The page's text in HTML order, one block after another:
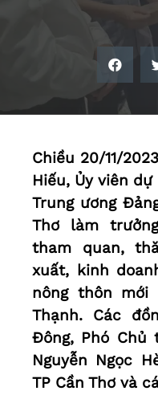
Chiều 20/11/
Hiếu, Ủy viên
Trung ương
Thơ làm
tham quan,
xuất, kinh
nông thôn mới
Thạnh. Các
Ðông, Phó Chủ
Nguyễn Ngọc
TP Cần Thơ và